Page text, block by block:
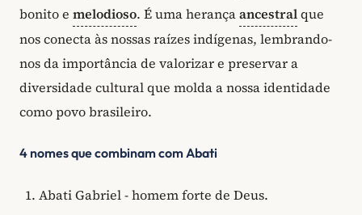
bonito e melodioso. É uma herançaancestralque
nos conecta às nossas raízes indígenas, lembrando-
nos da importância de valorizar e preservar a
diversidade cultural que molda a nossa identidade
como povo brasileiro.
4 nomes que combinam com Abati
Abati Gabriel - homem forte de Deus.